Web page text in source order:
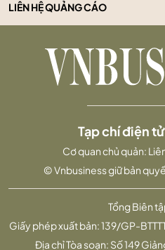
LIÊN HỆ QUẢNG CÁO
Tổng Biên
Giấy phép xuất bản: 139/GP-
Địa chỉ Tòa soạn: Số 149
Tạp chí điện
Cơ quan chủ quản:
© Vnbusiness giữ bản